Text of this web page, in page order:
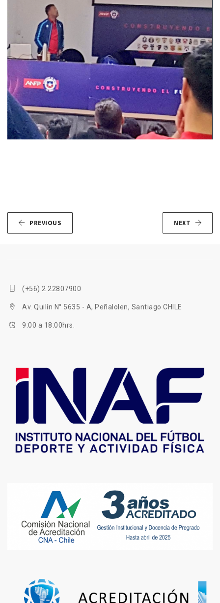
PREVIOUS NEXT
(+56) 2 22807900
Av. Quilín N° 5635 - A, Peñalolen, Santiago CHILE
9:00 a 18:00hrs.